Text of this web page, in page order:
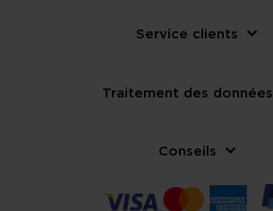
Service clients
Traitement des données
Conseils